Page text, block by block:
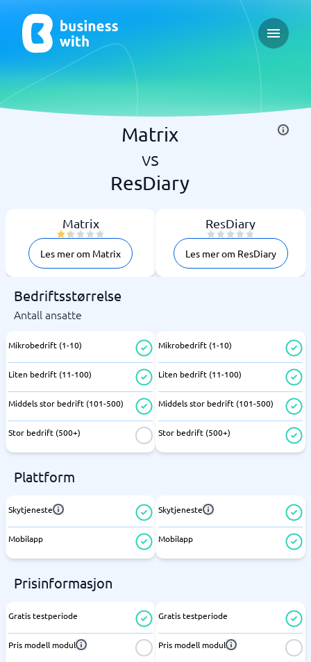
Open
Matrix
vs
ResDiary
Matrix
Les mer om Matrix
ResDiary
Les mer om ResDiary
Bedriftsstørrelse
Antall ansatte
Mikrobedrift (1-10)
Liten bedrift (11-100)
Middels stor bedrift (101-500)
Stor bedrift (500+)
Mikrobedrift (1-10)
Liten bedrift (11-100)
Middels stor bedrift (101-500)
Stor bedrift (500+)
Plattform
Skytjeneste
Mobilapp
Skytjeneste
Mobilapp
Prisinformasjon
Gratis testperiode
Pris modell modul
Gratis testperiode
Pris modell modul